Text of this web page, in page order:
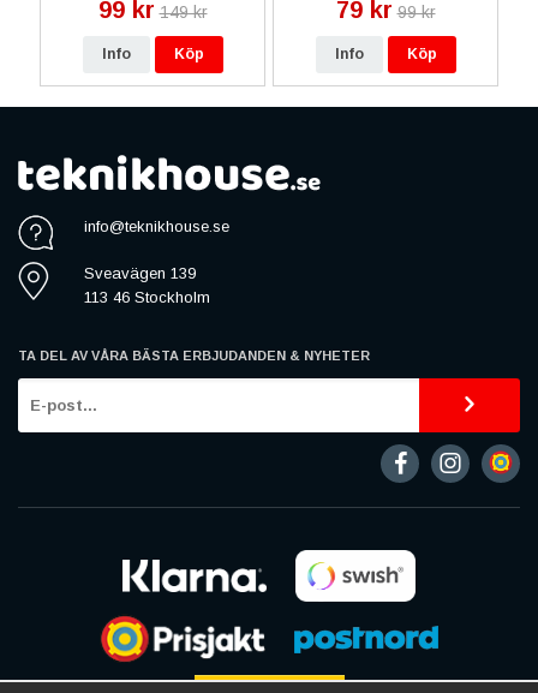
99 kr 149 kr
Info Köp
79 kr 99 kr
Info Köp
info@teknikhouse.se
Sveavägen 139
113 46 Stockholm
TA DEL AV VÅRA BÄSTA ERBJUDANDEN & NYHETER